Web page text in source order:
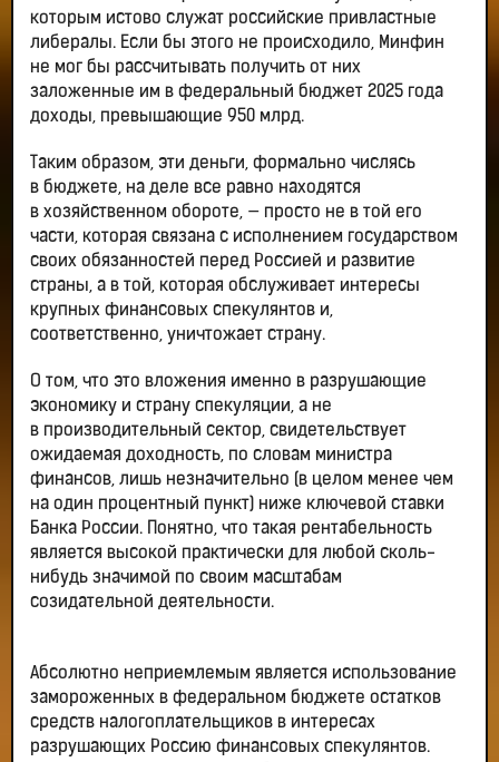
которым истово служат российские привластные
либералы. Если бы этого не происходило, Минфин
не мог бы рассчитывать получить от них
заложенные им в федеральный бюджет 2025 года
доходы, превышающие 950 млрд.
Таким образом, эти деньги, формально числясь
в бюджете, на деле все равно находятся
в хозяйственном обороте, — просто не в той его
части, которая связана с исполнением государством
своих обязанностей перед Россией и развитие
страны, а в той, которая обслуживает интересы
крупных финансовых спекулянтов и,
соответственно, уничтожает страну.
О том, что это вложения именно в разрушающие
экономику и страну спекуляции, а не
в производительный сектор, свидетельствует
ожидаемая доходность, по словам министра
финансов, лишь незначительно (в целом менее чем
на один процентный пункт) ниже ключевой ставки
Банка России. Понятно, что такая рентабельность
является высокой практически для любой сколь-
нибудь значимой по своим масштабам
созидательной деятельности.
Абсолютно неприемлемым является использование
замороженных в федеральном бюджете остатков
средств налогоплательщиков в интересах
разрушающих Россию финансовых спекулянтов.